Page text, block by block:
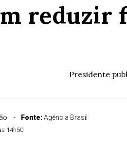
reduzir
Presidente
Fonte:Agência Brasil
14h50